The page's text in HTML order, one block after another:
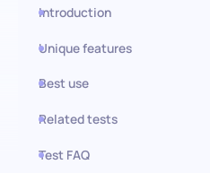
Introduction
Unique features
Best use
Related tests
Test FAQ